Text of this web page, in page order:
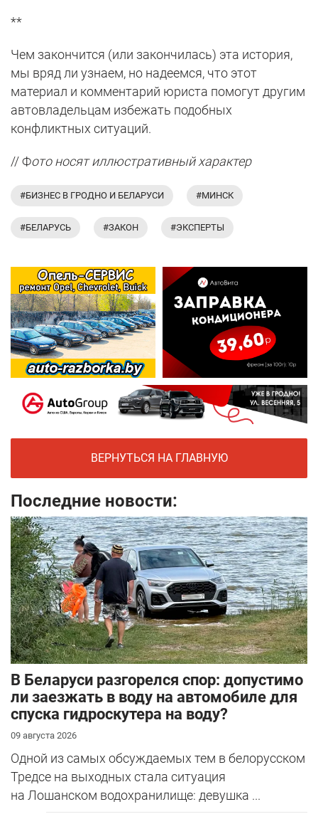
**
Чем закончится (или закончилась) эта история,
мы вряд ли узнаем, но надеемся, что этот
материал и комментарий юриста помогут другим
автовладельцам избежать подобных
конфликтных ситуаций.
// Фото носят иллюстративный характер
#БИЗНЕС В ГРОДНО И БЕЛАРУСИ #МИНСК
#БЕЛАРУСЬ #ЗАКОН #ЭКСПЕРТЫ
ВЕРНУТЬСЯ НА ГЛАВНУЮ
Последние новости:
В Беларуси разгорелся спор: допустимо
ли заезжать в воду на автомобиле для
спуска гидроскутера на воду?
09 августа 2026
Одной из самых обсуждаемых тем в белорусском
Тредсе на выходных стала ситуация
на Лошанском водохранилище: девушка ...